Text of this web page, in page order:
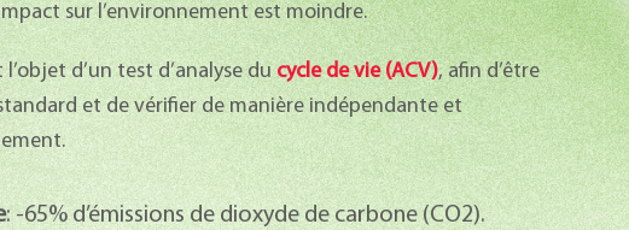
sur l’environnement est moindre.
d’un test d’analyse ducycle de vie (ACV), afin d’être
et de vérifier de manière indépendante et
: -65% d’émissions de dioxyde de carbone (CO2).